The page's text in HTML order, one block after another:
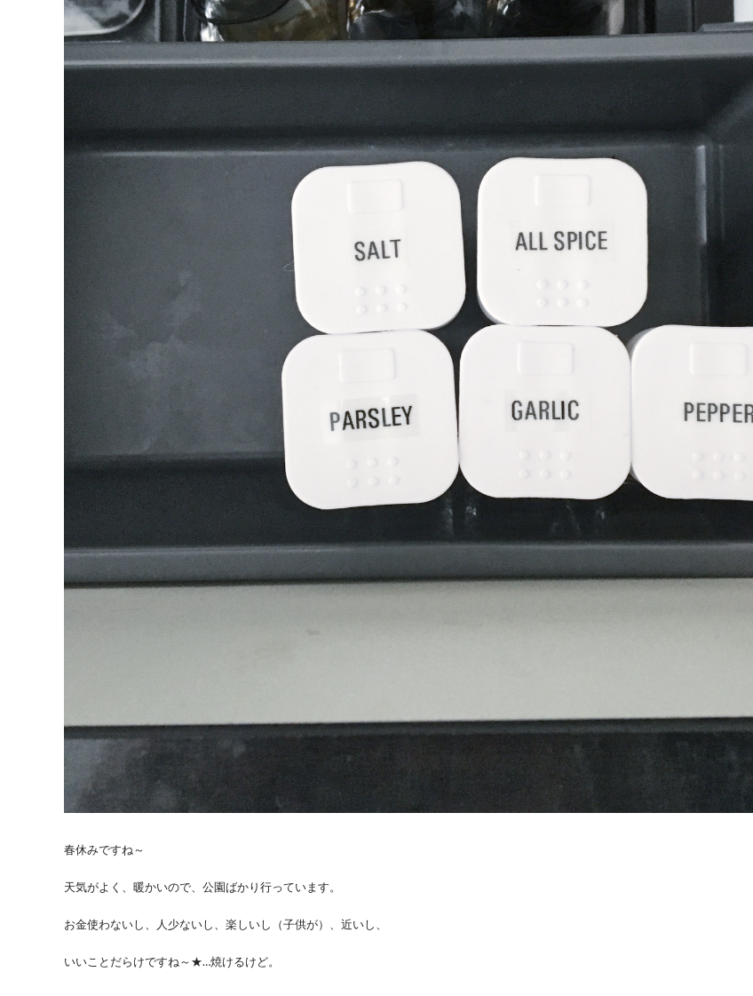
春休みですね～
天気がよく、暖かいので、公園ばかり行っています。
お金使わないし、人少ないし、楽しいし（子供が）、近いし、
いいことだらけですね～★…焼けるけど。